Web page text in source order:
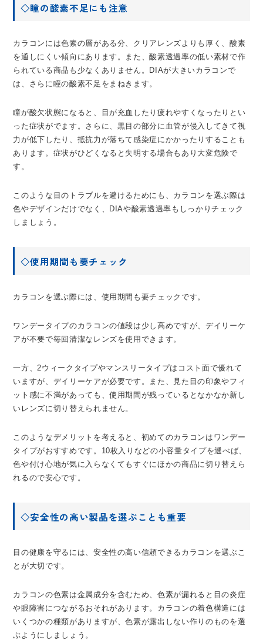
◇瞳の酸素不足にも注意
カラコンには色素の層がある分、クリアレンズよりも厚く、酸素
を通しにくい傾向にあります。また、酸素透過率の低い素材で作
られている商品も少なくありません。DIAが大きいカラコンで
は、さらに瞳の酸素不足をまねきます。
瞳が酸欠状態になると、目が充血したり疲れやすくなったりとい
った症状がでます。さらに、黒目の部分に血管が侵入してきて視
力が低下したり、抵抗力が落ちて感染症にかかったりすることも
あります。症状がひどくなると失明する場合もあり大変危険で
す。
このような目のトラブルを避けるためにも、カラコンを選ぶ際は
色やデザインだけでなく、DIAや酸素透過率もしっかりチェック
しましょう。
◇使用期間も要チェック
カラコンを選ぶ際には、使用期間も要チェックです。
ワンデータイプのカラコンの値段は少し高めですが、デイリーケ
アが不要で毎回清潔なレンズを使用できます。
一方、2ウィークタイプやマンスリータイプはコスト面で優れて
いますが、デイリーケアが必要です。また、見た目の印象やフィ
ット感に不満があっても、使用期間が残っているとなかなか新し
いレンズに切り替えられません。
このようなデメリットを考えると、初めてのカラコンはワンデー
タイプがおすすめです。10枚入りなどの小容量タイプを選べば、
色や付け心地が気に入らなくてもすぐにほかの商品に切り替えら
れるので安心です。
◇安全性の高い製品を選ぶことも重要
目の健康を守るには、安全性の高い信頼できるカラコンを選ぶこ
とが大切です。
カラコンの色素は金属成分を含むため、色素が漏れると目の炎症
や眼障害につながるおそれがあります。カラコンの着色構造には
いくつかの種類がありますが、色素が露出しない作りのものを選
ぶようにしましょう。